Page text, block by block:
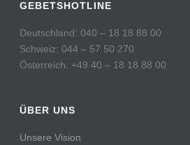
GEBETSHOTLINE
Deutschland: 040 – 18 18 88 00
Schweiz: 044 – 57 50 270
Österreich: +49 40 – 18 18 88 00
ÜBER UNS
Unsere Vision